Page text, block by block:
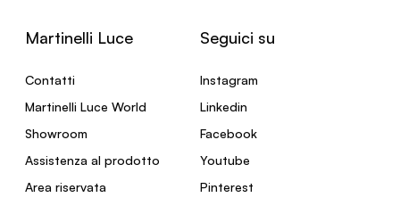
Martinelli Luce
Contatti
Martinelli Luce World
Showroom
Assistenza al prodotto
Area riservata
Seguici su
Instagram
Linkedin
Facebook
Youtube
Pinterest